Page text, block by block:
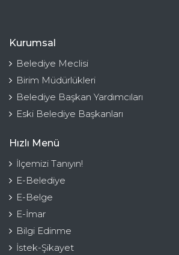
Kurumsal
Belediye Meclisi
Birim Müdürlükleri
Belediye Başkan Yardımcıları
Eski Belediye Başkanları
Hızlı Menü
İlçemizi Tanıyın!
E-Belediye
E-Belge
E-İmar
Bilgi Edinme
İstek-Şikayet